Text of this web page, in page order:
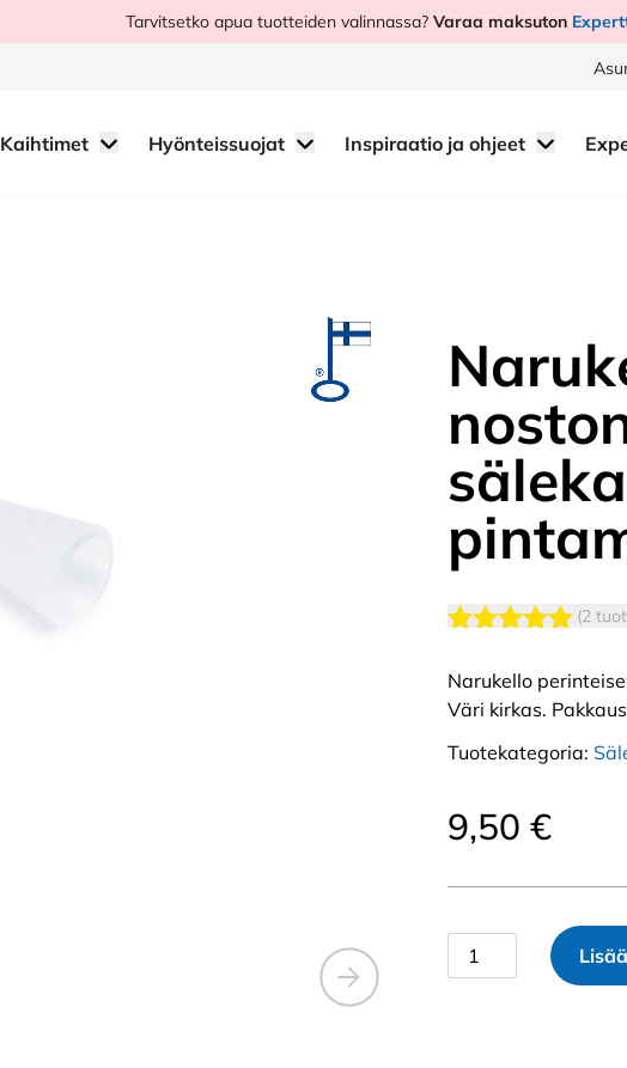
Tarvitsetko apua tuotteiden valinnassa?Varaa maksuton
Kaihtimet Hyönteissuojat Inspiraatio ja ohjeet
tuotteesta:
5.00/ 5
(2
Narukello
Väri kirkas.
Tuotekategoria:
9,50 €
Narukello
sälekaihtimen